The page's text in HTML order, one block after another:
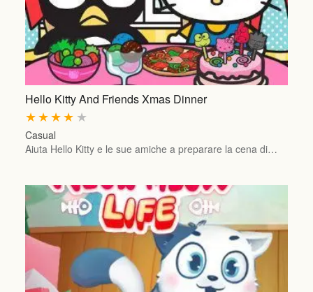
Hello Kitty And Friends Xmas Dinner
★
★
★
★
★
Casual
Aiuta Hello Kitty e le sue amiche a preparare la cena di…